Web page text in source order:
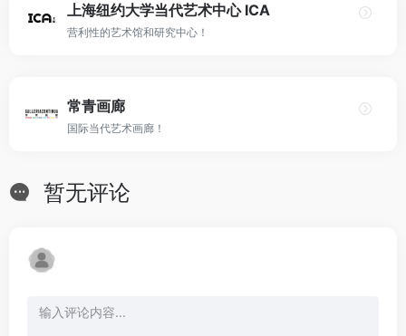
上海纽约大学当代艺术中心 ICA
营利性的艺术馆和研究中心！
常青画廊
国际当代艺术画廊！
暂无评论